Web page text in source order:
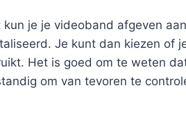
kun je je videoband afgeven
Je kunt dan kiezen of
Het is goed om te weten
om van tevoren te